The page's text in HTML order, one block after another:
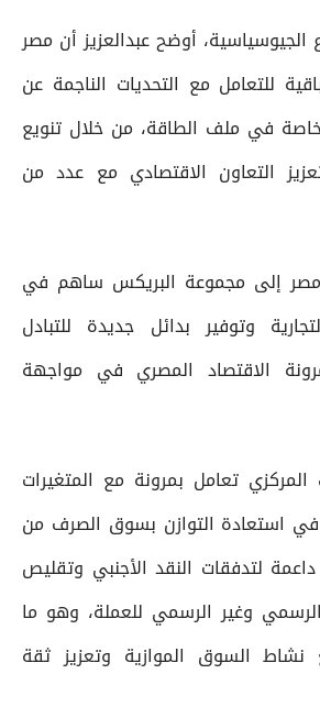
الجيوسياسية، أوضح عبدالعزيز أن مصر
للتعامل مع التحديات الناجمة عن
خاصة في ملف الطاقة، من خلال تنويع
التعاون الاقتصادي مع عدد من
إلى مجموعة البريكس ساهم في
وتوفير بدائل جديدة للتبادل
الاقتصاد المصري في مواجهة
تعامل بمرونة مع المتغيرات
استعادة التوازن بسوق الصرف من
لتدفقات النقد الأجنبي وتقليص
وغير الرسمي للعملة، وهو ما
السوق الموازية وتعزيز ثقة